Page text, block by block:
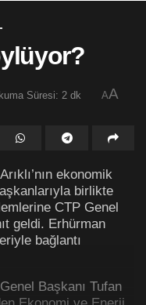
Süresi: 2 dk AA
ekonomik
birlikte
CTP Genel
geldi. Erhürman
bağlantı
Başkanı Tufan